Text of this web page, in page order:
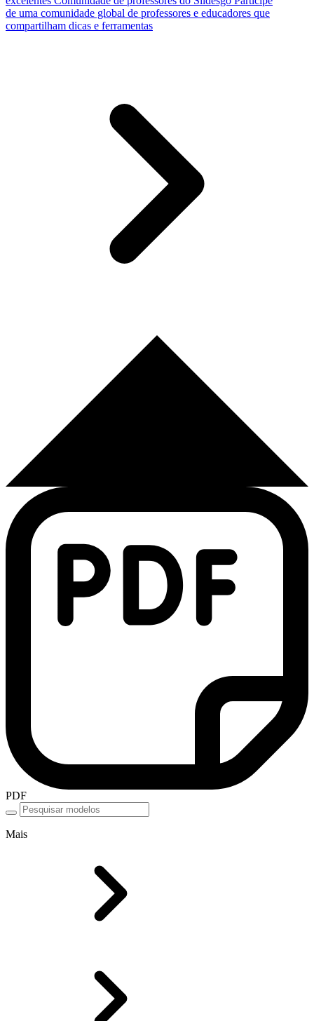
de uma comunidade global de professores e educadores que
compartilham dicas e ferramentas
PDF
Mais